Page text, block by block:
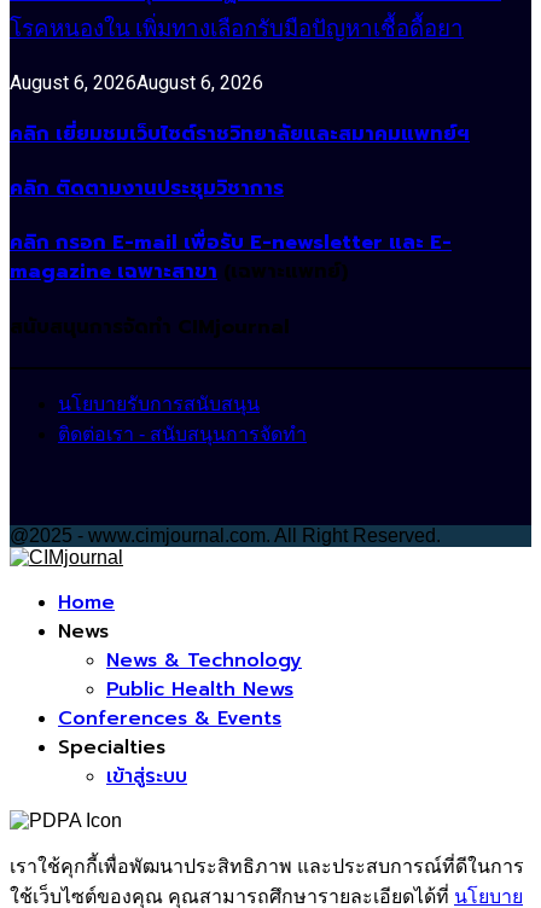
โรคหนองใน เพิ่มทางเลือกรับมือปัญหาเชื้อดื้อยา
August 6, 2026August 6, 2026
คลิก เยี่ยมชมเว็บไซต์ราชวิทยาลัยและสมาคมแพทย์ฯ
คลิก ติดตามงานประชุมวิชาการ
คลิก กรอก E-mail เพื่อรับ E-newsletter และ E-
magazine เฉพาะสาขา (เฉพาะแพทย์)
สนับสนุนการจัดทำ CIMjournal
นโยบายรับการสนับสนุน
ติดต่อเรา - สนับสนุนการจัดทำ
@2025 - www.cimjournal.com. All Right Reserved.
Home
News
News & Technology
Public Health News
Conferences & Events
Specialties
เข้าสู่ระบบ
เราใช้คุกกี้เพื่อพัฒนาประสิทธิภาพ และประสบการณ์ที่ดีในการ
ใช้เว็บไซต์ของคุณ คุณสามารถศึกษารายละเอียดได้ที่ นโยบาย